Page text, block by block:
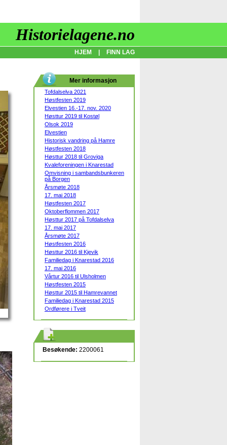
Historielagene.no
HJEM FINN LAG
Mer informasjon
Tofdalselva 2021
Høstfesten 2019
Elvestien 16.-17. nov. 2020
Høsttur 2019 til Kostøl
Olsok 2019
Elvestien
Historisk vandring på Hamre
Høstfesten 2018
Høsttur 2018 til Groviga
Kvaleforeningen i Knarestad
Omvisning i sambandsbunkeren
på Borgen
Årsmøte 2018
17. mai 2018
Høstfesten 2017
Oktoberflommen 2017
Høsttur 2017 på Tofdalselva
17. mai 2017
Årsmøte 2017
Høstfesten 2016
Høsttur 2016 til Kjevik
Familiedag i Knarestad 2016
17. mai 2016
Vårtur 2016 til Ulsholmen
Høstfesten 2015
Høsttur 2015 til Hamrevannet
Familiedag i Knarestad 2015
Ordførere i Tveit
Besøkende: 2200061